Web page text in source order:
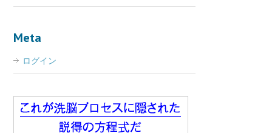
Meta
ログイン